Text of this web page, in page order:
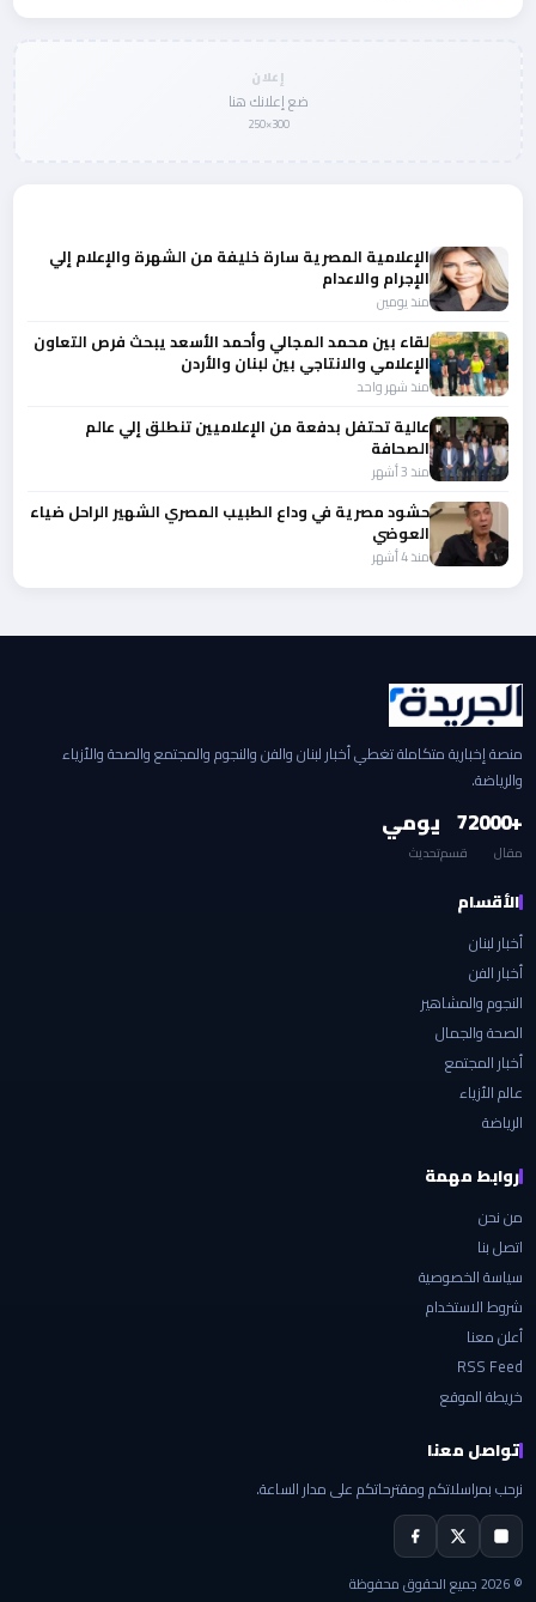
إعلان
ضع إعلانك هنا
300×250
الإعلامية المصرية سارة خليفة من الشهرة والإعلام إلي
الإجرام والاعدام
منذ يومين
لقاء بين محمد المجالي وأحمد الأسعد يبحث فرص التعاون
الإعلامي والانتاجي بين لبنان والأردن
منذ شهر واحد
عالية تحتفل بدفعة من الإعلاميين تنطلق إلي عالم
الصحافة
منذ 3 أشهر
حشود مصرية في وداع الطبيب المصري الشهير الراحل ضياء
العوضي
منذ 4 أشهر
منصة إخبارية متكاملة تغطي أخبار لبنان والفن والنجوم والمجتمع والصحة والأزياء
والرياضة.
+2000
مقال
7
قسم
يومي
تحديث
الأقسام
أخبار لبنان
أخبار الفن
النجوم والمشاهير
الصحة والجمال
أخبار المجتمع
عالم الأزياء
الرياضة
روابط مهمة
من نحن
اتصل بنا
سياسة الخصوصية
شروط الاستخدام
أعلن معنا
RSS Feed
خريطة الموقع
تواصل معنا
نرحب بمراسلاتكم ومقترحاتكم على مدار الساعة.
© 2026 جميع الحقوق محفوظة